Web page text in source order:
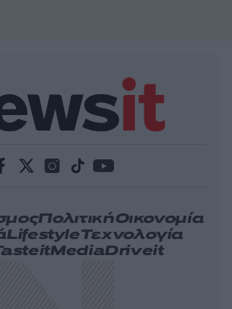
ΠολιτικήΟικονομία
LifestyleΤεχνολογία
MediaDriveit